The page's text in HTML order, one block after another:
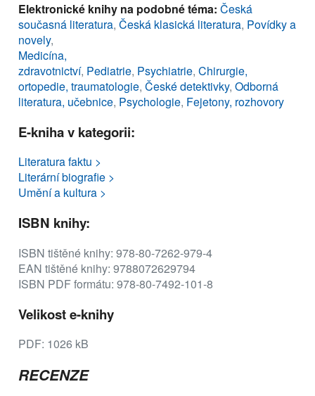
Elektronické knihy na podobné téma: Česká
současná literatura, Česká klasická literatura, Povídky a
novely,
Medicína,
zdravotnictví, Pediatrie, Psychiatrie, Chirurgie,
ortopedie, traumatologie, České detektivky, Odborná
literatura, učebnice, Psychologie, Fejetony, rozhovory
E-kniha v kategorii:
Literatura faktu >
Literární biografie >
Umění a kultura >
ISBN knihy:
ISBN tištěné knihy: 978-80-7262-979-4
EAN tištěné knihy: 9788072629794
ISBN PDF formátu: 978-80-7492-101-8
Velikost e-knihy
PDF: 1026 kB
RECENZE